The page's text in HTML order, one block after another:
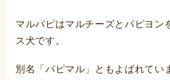
マルパピはマルチーズとパピヨン
ス犬です。
別名「パピマル」ともよばれてい